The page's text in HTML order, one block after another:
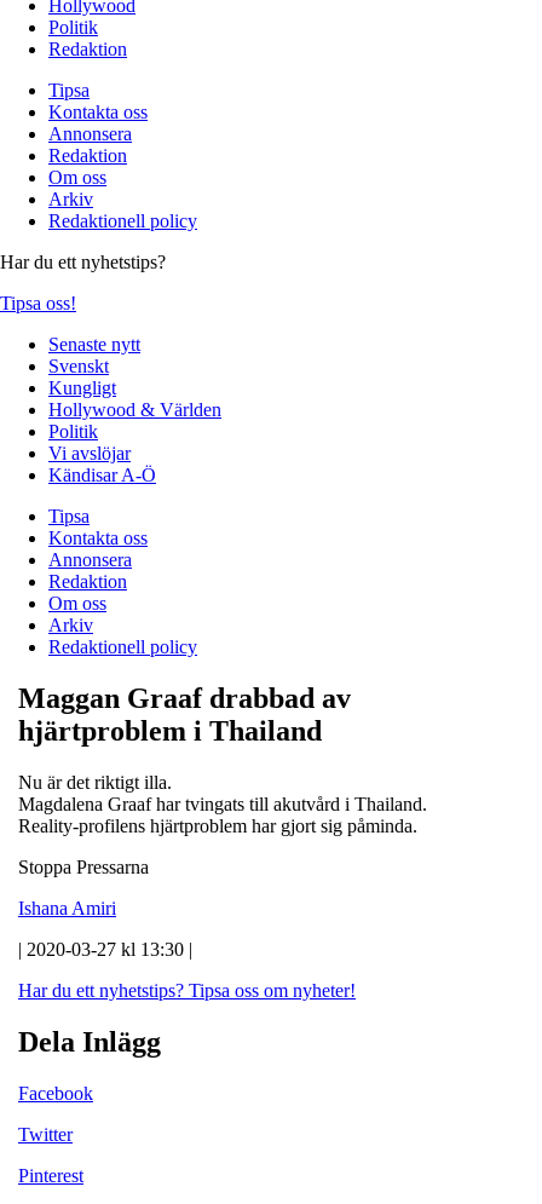
Hollywood
Politik
Redaktion
Tipsa
Kontakta oss
Annonsera
Redaktion
Om oss
Arkiv
Redaktionell policy
Har du ett nyhetstips?
Tipsa oss!
Senaste nytt
Svenskt
Kungligt
Hollywood & Världen
Politik
Vi avslöjar
Kändisar A-Ö
Tipsa
Kontakta oss
Annonsera
Redaktion
Om oss
Arkiv
Redaktionell policy
Maggan Graaf drabbad av
hjärtproblem i Thailand
Nu är det riktigt illa.
Magdalena Graaf har tvingats till akutvård i Thailand.
Reality-profilens hjärtproblem har gjort sig påminda.
Stoppa Pressarna
Ishana Amiri
| 2020-03-27 kl 13:30 |
Har du ett nyhetstips? Tipsa oss om nyheter!
Dela Inlägg
Facebook
Twitter
Pinterest